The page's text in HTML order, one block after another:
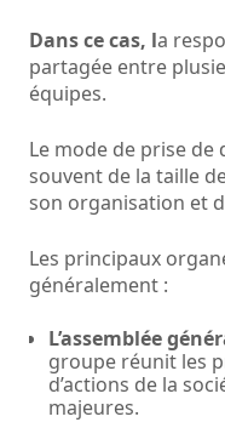
Dans ce cas, la
partagée entre
équipes.
Le mode de prise
souvent de la taille
son organisation et
Les principaux
généralement :
L’assemblée
groupe réunit les
d’actions de la
majeures.